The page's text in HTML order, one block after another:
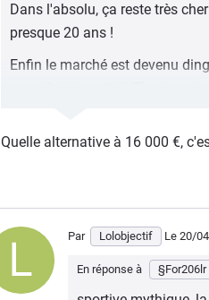
Dans l'absolu, ça reste très
presque 20 ans !
Enfin le marché est devenu
aux décisions de l'UE), et ça
Quelle alternative à 16 000 €,
Par Lolobjectif Le 20/
En réponse à §For206lr